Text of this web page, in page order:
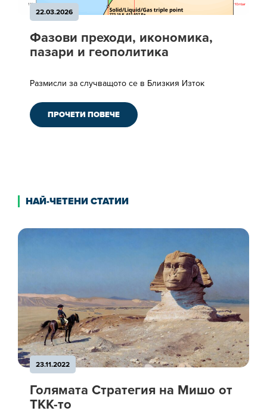
22.03.2026
Фазови преходи, икономика,
пазари и геополитика
Размисли за случващото се в Близкия Изток
ПРОЧЕТИ ПОВЕЧЕ
НАЙ-ЧЕТЕНИ СТАТИИ
23.11.2022
Голямата Стратегия на Мишо от
ТКК-то